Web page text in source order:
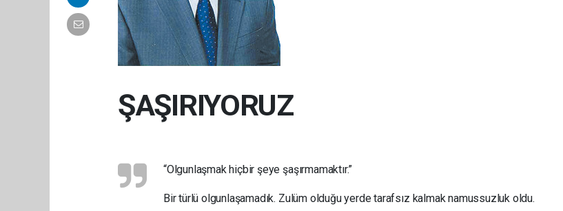
ŞAŞIRIYORUZ
“Olgunlaşmak hiçbir şeye şaşırmamaktır.”
Bir türlü olgunlaşamadık. Zulüm olduğu yerde tarafsız kalmak namussuzluk oldu.